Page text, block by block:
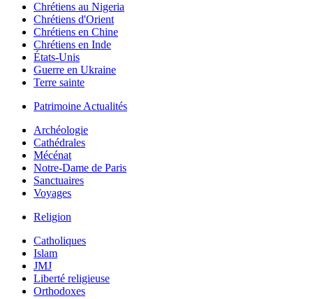
Chrétiens au Nigeria
Chrétiens d'Orient
Chrétiens en Chine
Chrétiens en Inde
États-Unis
Guerre en Ukraine
Terre sainte
Patrimoine Actualités
Archéologie
Cathédrales
Mécénat
Notre-Dame de Paris
Sanctuaires
Voyages
Religion
Catholiques
Islam
JMJ
Liberté religieuse
Orthodoxes